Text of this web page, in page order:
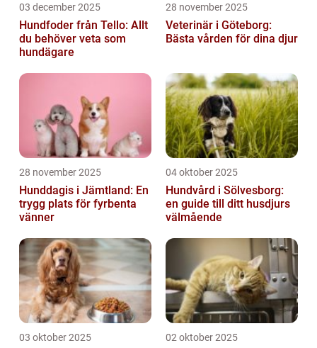
03 december 2025
Hundfoder från Tello: Allt
du behöver veta som
hundägare
28 november 2025
Veterinär i Göteborg:
Bästa vården för dina djur
28 november 2025
Hunddagis i Jämtland: En
trygg plats för fyrbenta
vänner
04 oktober 2025
Hundvård i Sölvesborg:
en guide till ditt husdjurs
välmående
03 oktober 2025 02 oktober 2025